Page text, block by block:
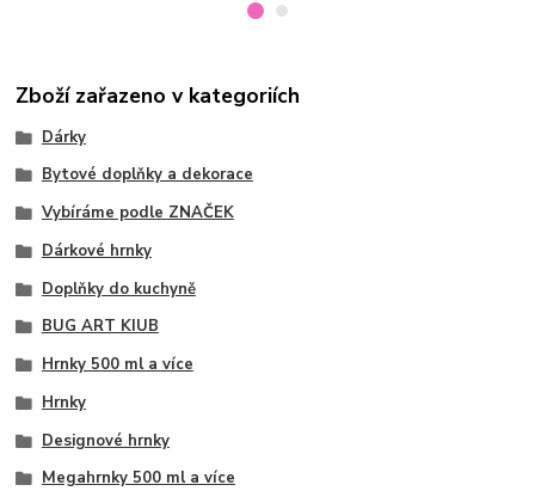
Zboží zařazeno v kategoriích
Dárky
Bytové doplňky a dekorace
Vybíráme podle ZNAČEK
Dárkové hrnky
Doplňky do kuchyně
BUG ART KIUB
Hrnky 500 ml a více
Hrnky
Designové hrnky
Megahrnky 500 ml a více